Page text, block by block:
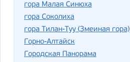
гора Малая Синюха
гора Соколиха
гора Тилан-Туу (Змеиная гора)
Горно-Алтайск
Городская Панорама